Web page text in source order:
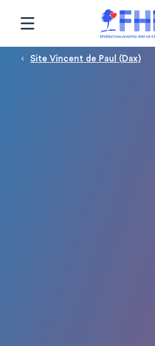
Fil d'Ariane
Site Vincent de Paul (Dax)
Panneau de gestion des cookies